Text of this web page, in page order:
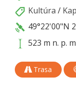
Kultúra /
49°22'00"N
523 m n. p.
Trasa